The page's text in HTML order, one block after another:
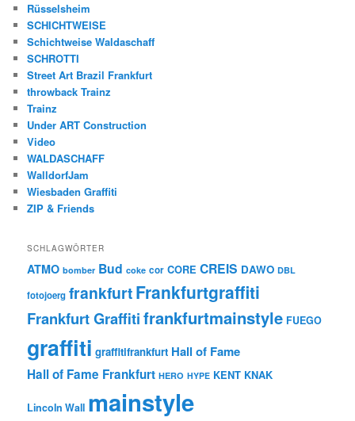
Rüsselsheim
SCHICHTWEISE
Schichtweise Waldaschaff
SCHROTTI
Street Art Brazil Frankfurt
throwback Trainz
Trainz
Under ART Construction
Video
WALDASCHAFF
WalldorfJam
Wiesbaden Graffiti
ZIP & Friends
SCHLAGWÖRTER
ATMO bomber Bud coke cor CORE CREIS DAWO DBL
fotojoerg frankfurtFrankfurtgraffiti
Frankfurt Graffitifrankfurtmainstyle FUEGO
graffiti graffitifrankfurt Hall of Fame
Hall of Fame Frankfurt HERO HYPE KENT KNAK
Lincoln Wall mainstyle